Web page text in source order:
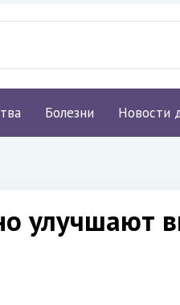
Болезни Новости
улучшают